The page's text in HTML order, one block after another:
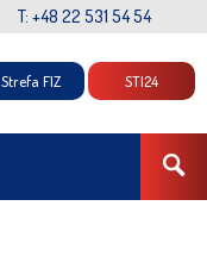
T: +48 22 531 54 54
Strefa FIZ STI24